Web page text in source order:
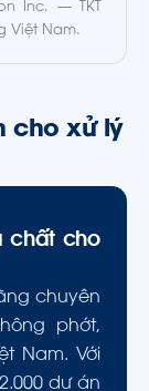
Inc. — TKT
Việt Nam.
cho xử lý
chất cho
chuyên
phớt,
Nam. Với
dự án